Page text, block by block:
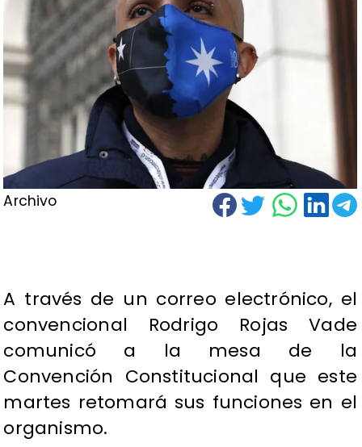
Archivo
A través de un correo electrónico, el
convencional Rodrigo Rojas Vade
comunicó a la mesa de la
Convención Constitucional que este
martes retomará sus funciones en el
organismo.